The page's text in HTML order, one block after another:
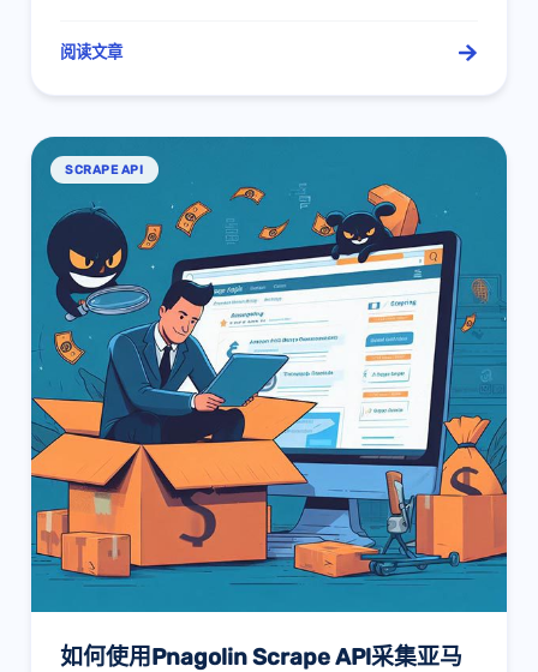
阅读文章
SCRAPE API
如何使用Pnagolin Scrape APl采集亚马